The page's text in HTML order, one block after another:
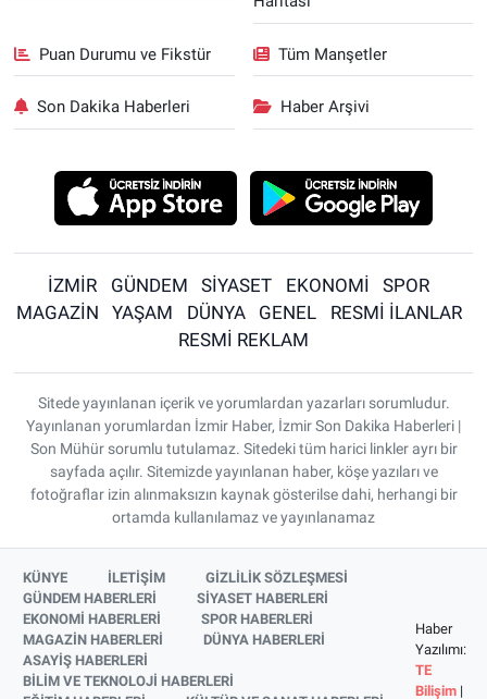
Puan Durumu ve Fikstür Tüm Manşetler
Son Dakika Haberleri Haber Arşivi
İZMİR GÜNDEM SİYASET EKONOMİ
SPOR
MAGAZİN
YAŞAM DÜNYA GENEL
RESMİ İLANLAR
RESMİ REKLAM
Sitede yayınlanan içerik ve yorumlardan yazarları sorumludur.
Yayınlanan yorumlardan İzmir Haber, İzmir Son Dakika Haberleri |
Son Mühür sorumlu tutulamaz. Sitedeki tüm harici linkler ayrı bir
sayfada açılır. Sitemizde yayınlanan haber, köşe yazıları ve
fotoğraflar izin alınmaksızın kaynak gösterilse dahi, herhangi bir
ortamda kullanılamaz ve yayınlanamaz
KÜNYE İLETİŞİM
GİZLİLİK SÖZLEŞMESİ
GÜNDEM HABERLERİ
SİYASET HABERLERİ
EKONOMİ HABERLERİ
SPOR HABERLERİ
MAGAZİN HABERLERİ
DÜNYA HABERLERİ
ASAYİŞ HABERLERİ
BİLİM VE TEKNOLOJİ HABERLERİ
Haber
Yazılımı:
TE
Bilişim |